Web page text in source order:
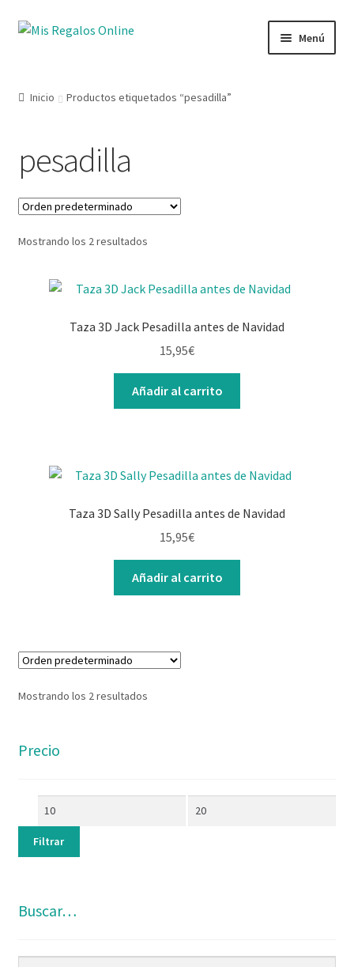
Menú
Secciones
Ofertas
Novedades
Lista de deseos
Inicio Productos etiquetados “pesadilla”
pesadilla
Mostrando los 2 resultados
Taza 3D Jack Pesadilla antes de Navidad
15,95€
Añadir al carrito
Taza 3D Sally Pesadilla antes de Navidad
15,95€
Añadir al carrito
Mostrando los 2 resultados
Precio
Filtrar
Buscar…